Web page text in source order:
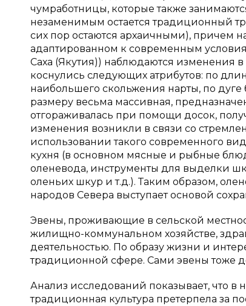
чумработницы, которые также
незаменимым остается традиционный
сих пор остаются архаичными), причем
адаптированном к современным
Саха (Якутия)) наблюдаются изменения в
коснулись следующих атрибутов: по
наибольшего скольжения нарты, по
размеру весьма массивная,
отгораживалась при помощи досок,
изменения возникли в связи со
использовании такого современного
кухня (в основном мясные и рыбные
оленевода, инструменты для выделки
оленьих шкур и т.д.). Таким образом,
народов Севера выступает основой
Эвены, проживающие в сельской
жилищно-коммунальном хозяйстве,
деятельностью. По образу жизни и
традиционной сфере. Сами эвены тоже
Анализ исследований показывает, что в
традиционная культура претерпела за